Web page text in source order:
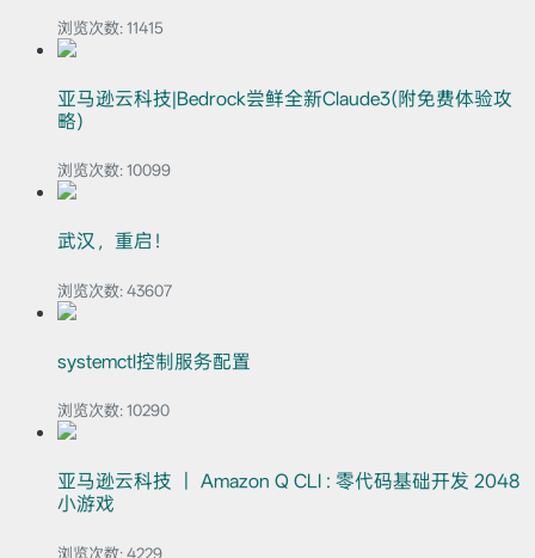
浏览次数: 11415
亚马逊云科技|Bedrock尝鲜全新Claude3(附免费体验攻
略)
浏览次数: 10099
武汉，重启！
浏览次数: 43607
systemctl控制服务配置
浏览次数: 10290
亚马逊云科技 ｜ Amazon Q CLI : 零代码基础开发 2048
小游戏
浏览次数: 4229